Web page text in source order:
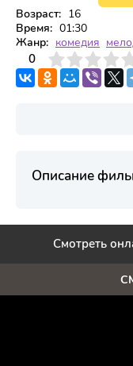
Возраст: 16
Время: 01:30
Жанр: комедия
0
4 6 7 8 9
Описание
Смотреть